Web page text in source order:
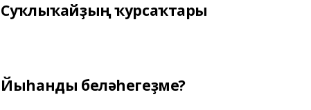
Суҡлыҡайҙың ҡурсаҡтары
Йыһанды беләһегеҙме?